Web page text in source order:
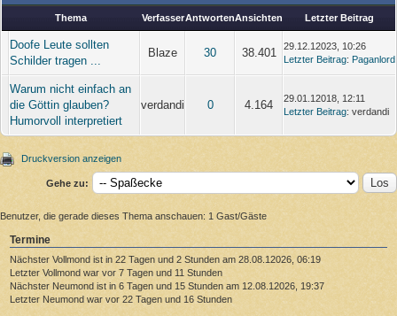
Thema VerfasserAntwortenAnsichten Letzter Beitrag
Doofe Leute sollten
Schilder tragen ...
Blaze 30 38.401
29.12.12023, 10:26
Letzter Beitrag: Paganlord
Warum nicht einfach an
die Göttin glauben?
Humorvoll interpretiert
verdandi 0 4.164
29.01.12018, 12:11
Letzter Beitrag: verdandi
Druckversion anzeigen
Gehe zu:
Benutzer, die gerade dieses Thema anschauen: 1 Gast/Gäste
Termine
Nächster Vollmond ist in 22 Tagen und 2 Stunden am 28.08.12026, 06:19
Letzter Vollmond war vor 7 Tagen und 11 Stunden
Nächster Neumond ist in 6 Tagen und 15 Stunden am 12.08.12026, 19:37
Letzter Neumond war vor 22 Tagen und 16 Stunden